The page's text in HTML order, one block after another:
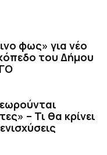
φως» για νέο
του Δήμου
– Τι θα κρίνει